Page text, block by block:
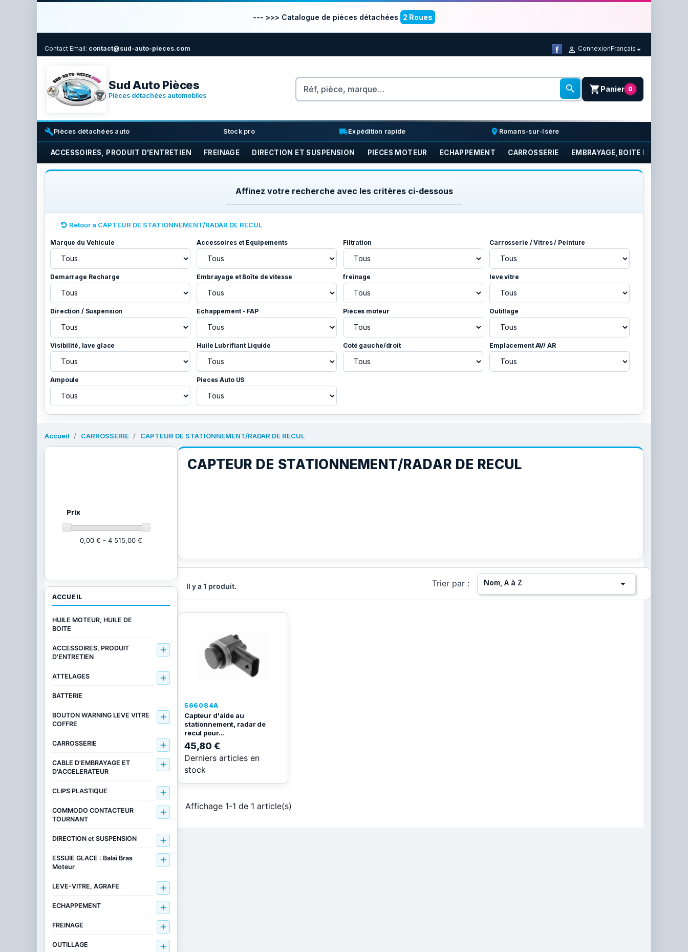
--- >>> Catalogue de pièces détachées 2 Roues
Contact Email: contact@sud-auto-pieces.com  ConnexionFrançais
Sud Auto Pièces
Pièces détachées automobiles
Rechercher
 shopping_cartPanier 0
buildPièces détachées auto inventory_2
Stock pro local_shippingExpédition rapide place Romans-sur-Isère
ACCESSOIRES, PRODUIT D'ENTRETIEN FREINAGE DIRECTION ET SUSPENSION PIECES MOTEUR ECHAPPEMENT CARROSSERIE EMBRAYAGE,BOITE DE
Affinez votre recherche avec les critères ci-dessous
Retour à CAPTEUR DE STATIONNEMENT/RADAR DE RECUL
Marque du Vehicule Accessoires et Equipements Filtration Carrosserie / Vitres / Peinture
Demarrage Recharge Embrayage et Boîte de vitesse freinage leve vitre
Direction / Suspension Echappement - FAP Pièces moteur Outillage
Visibilité, lave glace Huile Lubrifiant Liquide Coté gauche/droit Emplacement AV/ AR
Ampoule Pieces Auto US
Accueil CARROSSERIE CAPTEUR DE STATIONNEMENT/RADAR DE RECUL
CAPTEUR DE STATIONNEMENT/RADAR DE RECUL
Il y a 1 produit. Trier par : Nom, A à Z 
566084A
Capteur d'aide au
stationnement, radar de
recul pour...
45,80 €
Derniers articles en
stock
Affichage 1-1 de 1 article(s)
Prix
0,00 € - 4 515,00 €
ACCUEIL
HUILE MOTEUR, HUILE DE
BOITE
ACCESSOIRES, PRODUIT
D'ENTRETIEN

ATTELAGES 
BATTERIE
BOUTON WARNING LEVE VITRE
COFFRE

CARROSSERIE 
CABLE D'EMBRAYAGE ET
D'ACCELERATEUR

CLIPS PLASTIQUE 
COMMODO CONTACTEUR
TOURNANT

DIRECTION et SUSPENSION 
ESSUIE GLACE : Balai Bras
Moteur

LEVE-VITRE, AGRAFE 
ECHAPPEMENT 
FREINAGE 
OUTILLAGE 